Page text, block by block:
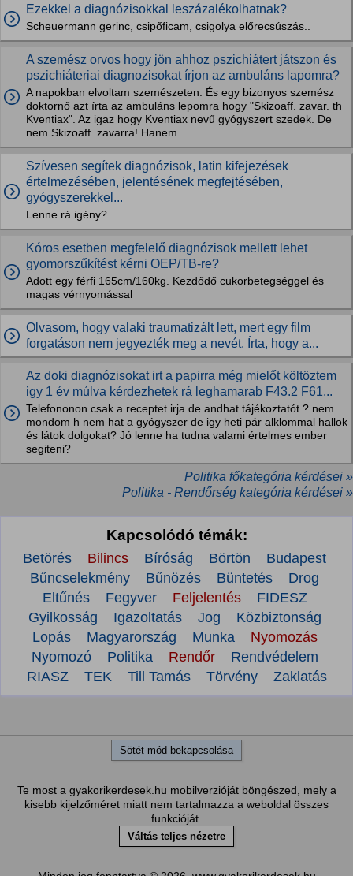
Ezekkel a diagnózisokkal leszázalékolhatnak?
Scheuermann gerinc, csipőficam, csigolya előrecsúszás..
A szemész orvos hogy jön ahhoz pszichiátert játszon és
pszichiáteriai diagnozisokat írjon az ambuláns lapomra?
A napokban elvoltam szemészeten. És egy bizonyos szemész
doktornő azt írta az ambuláns lepomra hogy "Skizoaff. zavar. th
Kventiax". Az igaz hogy Kventiax nevű gyógyszert szedek. De
nem Skizoaff. zavarra! Hanem...
Szívesen segítek diagnózisok, latin kifejezések
értelmezésében, jelentésének megfejtésében,
gyógyszerekkel...
Lenne rá igény?
Kóros esetben megfelelő diagnózisok mellett lehet
gyomorszűkítést kérni OEP/TB-re?
Adott egy férfi 165cm/160kg. Kezdődő cukorbetegséggel és
magas vérnyomással
Olvasom, hogy valaki traumatizált lett, mert egy film
forgatáson nem jegyezték meg a nevét. Írta, hogy a...
Az doki diagnózisokat irt a papirra még mielőt költöztem
igy 1 év múlva kérdezhetek rá leghamarab F43.2 F61...
Telefononon csak a receptet irja de andhat tájékoztatót ? nem
mondom h nem hat a gyógyszer de igy heti pár alklommal hallok
és látok dolgokat? Jó lenne ha tudna valami értelmes ember
segiteni?
Politika főkategória kérdései »
Politika - Rendőrség kategória kérdései »
Kapcsolódó témák:
Betörés Bilincs Bíróság Börtön
Budapest
Bűncselekmény
Bűnözés Büntetés
Drog
Eltűnés
Fegyver Feljelentés
FIDESZ
Gyilkosság
Igazoltatás Jog
Közbiztonság
Lopás
Magyarország Munka
Nyomozás
Nyomozó
Politika Rendőr
Rendvédelem
RIASZ
TEK Till Tamás Törvény Zaklatás
Sötét mód bekapcsolása
Te most a gyakorikerdesek.hu mobilverzióját böngészed, mely a
kisebb kijelzőméret miatt nem tartalmazza a weboldal összes
funkcióját.
Váltás teljes nézetre